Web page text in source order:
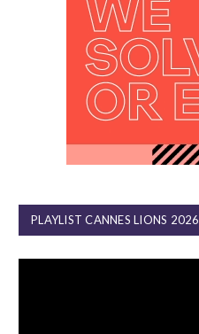
PLAYLIST CANNES LIONS 2026